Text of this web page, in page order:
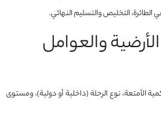
التخليص والتسليم النهائي.
والعوامل
الأمتعة، نوع الرحلة (داخلية أو دولية)، ومستوى